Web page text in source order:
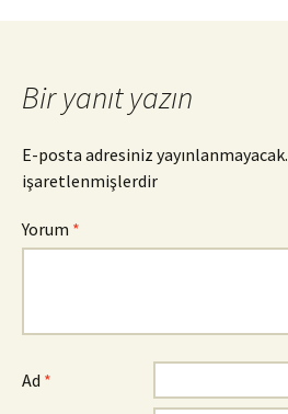
Bir yanıt yazın
E-posta adresiniz yayınlanmayacak.
işaretlenmişlerdir
Yorum *
Ad *